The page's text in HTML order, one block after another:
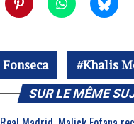
Khalis
SUR LE MÊME